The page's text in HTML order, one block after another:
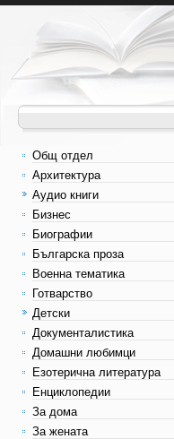
Общ отдел
Архитектура
Аудио книги
Бизнес
Биографии
Българска проза
Военна тематика
Готварство
Детски
Документалистика
Домашни любимци
Езотерична литература
Енциклопедии
За дома
За жената